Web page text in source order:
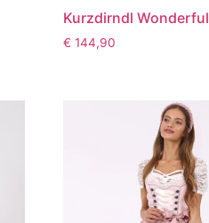
Kurzdirndl Wonderful
€ 144,90